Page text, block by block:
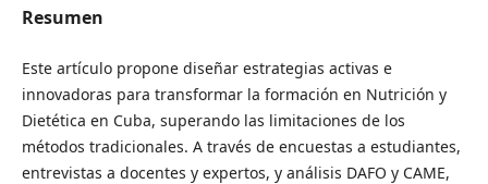
Resumen
Este artículo propone diseñar estrategias activas e
innovadoras para transformar la formación en Nutrición y
Dietética en Cuba, superando las limitaciones de los
métodos tradicionales. A través de encuestas a estudiantes,
entrevistas a docentes y expertos, y análisis DAFO y CAME,